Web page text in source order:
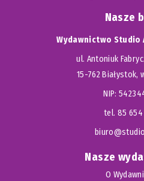
Nasze
Wydawnictwo
ul. Antoniuk
15-762 Białystok,
NIP:
tel. 85 654
Nasze
O